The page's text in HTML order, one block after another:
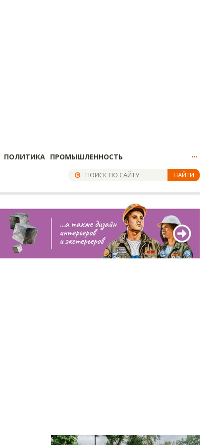
ПОЛИТИКА ПРОМЫШЛЕННОСТЬ
НАЙТИ